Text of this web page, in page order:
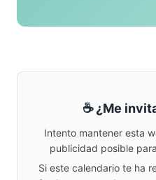
☕ ¿Me
Intento mantener esta
publicidad posible
Si este calendario te ha